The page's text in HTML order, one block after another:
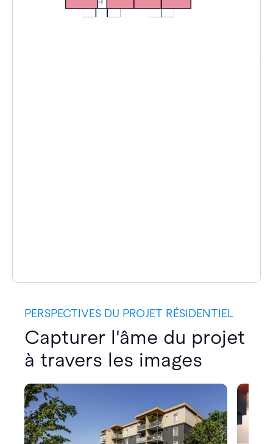
PERSPECTIVES DU PROJET RÉSIDENTIEL
Capturer l'âme du projet
à travers les images